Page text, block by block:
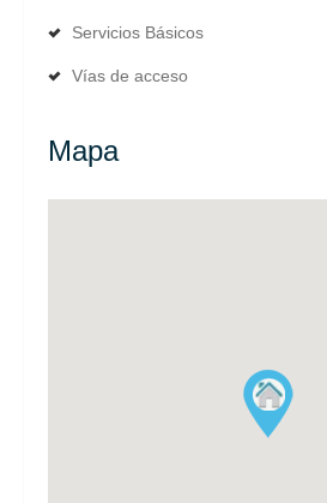
Servicios Básicos
Vías de acceso
Mapa